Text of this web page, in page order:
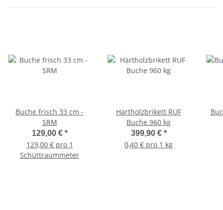
Buche frisch 33 cm -
SRM
129,00 € *
129,00 € pro 1
Schüttraummeter
Hartholzbrikett RUF
Buche 960 kg
399,90 € *
0,40 € pro 1 kg